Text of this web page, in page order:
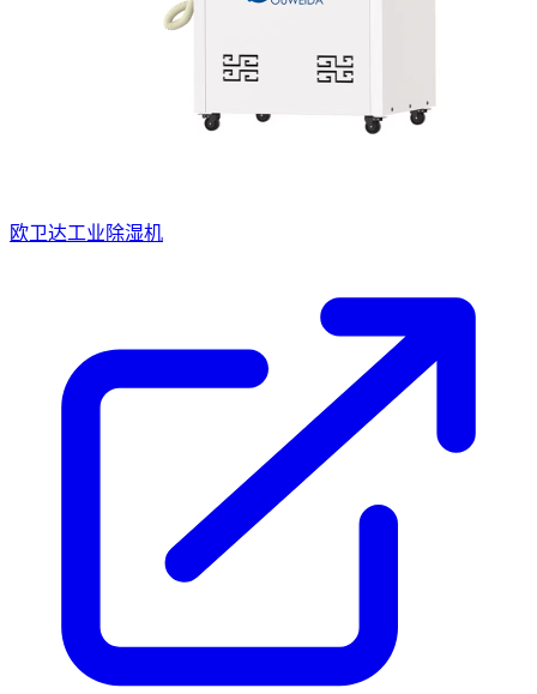
欧卫达工业除湿机